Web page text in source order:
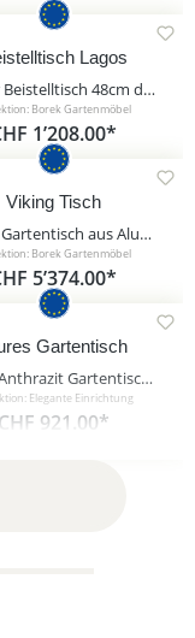
Lagos
Runder Beistelltisch 48cm dunkelgrau von Borek - Beistelltisch Lagos
Borek Gartenmöbel
1’208.00*
Viking Tisch
Großer Gartentisch aus Aluminium - Borek - 75x255x116cm - Viking Tisch / Anthrazit
Borek Gartenmöbel
5’374.00*
Gartentisch
120cm Anthrazit Gartentisch klappbar - Clures Gartentisch
Elegante Einrichtung
CHF 921.00*